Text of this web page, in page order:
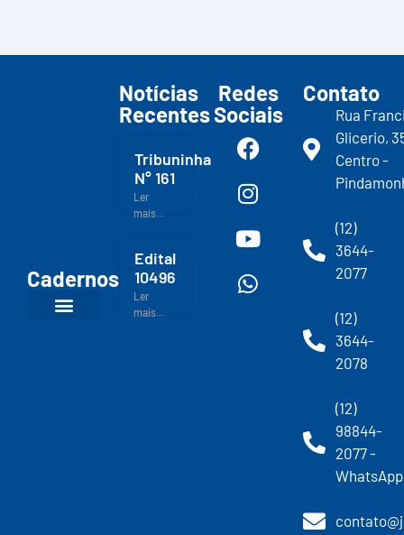
Cadernos
Notícias
Recentes
Tribuninha
N° 161
Ler
mais...
Edital
10496
Ler
mais...
Redes
Sociais
Contato
Rua
Glicerio,
Centro -
(12)
3644-
2077
(12)
3644-
2078
(12)
98844-
2077 -
WhatsApp